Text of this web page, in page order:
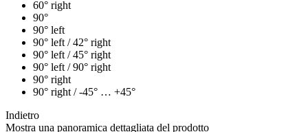
60° right
90°
90° left
90° left / 42° right
90° left / 45° right
90° left / 90° right
90° right
90° right / -45° … +45°
Indietro
Mostra una panoramica dettagliata del prodotto